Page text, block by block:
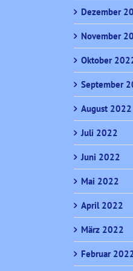
Dezember
November
Oktober
September
August 2022
Juli 2022
Juni 2022
Mai 2022
April 2022
März 2022
Februar